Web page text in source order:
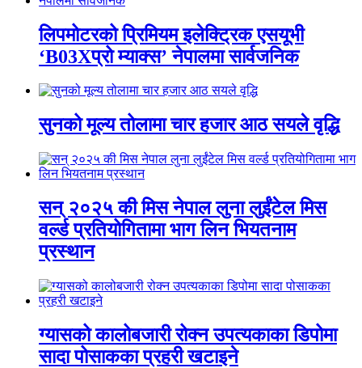
लिपमोटरको प्रिमियम इलेक्ट्रिक एसयूभी
‘B03Xप्रो म्याक्स’ नेपालमा सार्वजनिक
सुनको मूल्य तोलामा चार हजार आठ सयले वृद्धि
सन् २०२५ की मिस नेपाल लुना लुईंटेल मिस
वर्ल्ड प्रतियोगितामा भाग लिन भियतनाम
प्रस्थान
ग्यासको कालोबजारी रोक्न उपत्यकाका डिपोमा
सादा पोसाकका प्रहरी खटाइने